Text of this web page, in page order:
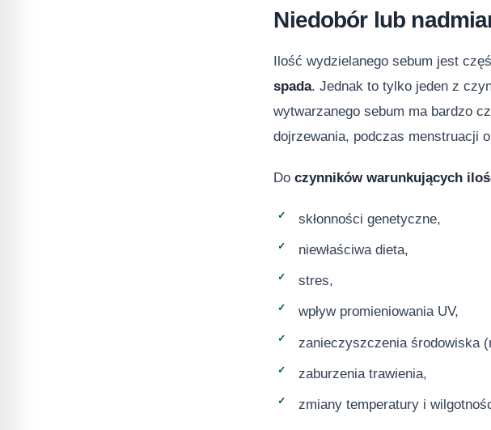
Niedobór lub
Ilość wydzielanego sebum jest
spada. Jednak to tylko jeden z
wytwarzanego sebum ma bardzo
dojrzewania, podczas menstruacji
Doczynników warunkujących
skłonności genetyczne,
niewłaściwa dieta,
stres,
wpływ promieniowania UV,
zanieczyszczenia środowiska
zaburzenia trawienia,
zmiany temperatury i